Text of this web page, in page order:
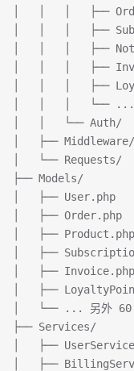
│   │   │   ├──
│   │   │   ├──
│   │   │   ├──
│   │   │   ├──
│   │   │   ├──
│   │   │   └── ...
│   │   └── Auth/
│   ├── Middleware/
│   └── Requests/
├── Models/
│   ├──
│   ├── Order.php
│   ├── Product.php
│   ├──
│   ├── Invoice.php
│   ├──
│   └── ... 另外 60
├── Services/
│   ├──
│   ├──